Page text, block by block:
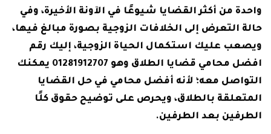
واحدة من أكثر القضايا شيوعًا في الآونة الأخيرة، وفي
حالة التعرض إلى الخلافات الزوجية بصورة مبالغ فيها،
ويصعب عليك استكمال الحياة الزوجية، إليك رقم
افضل محامي قضايا الطلاق وهو 01281912707 يمكنك
التواصل معه؛ لأنه أفضل محامي في حل القضايا
المتعلقة بالطلاق، ويحرص على توضيح حقوق كلًا
الطرفين بعد الطرفين.